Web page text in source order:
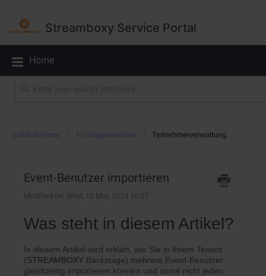
Streamboxy Service Portal
Home
Solution home Für Organisatoren Teilnehmerverwaltung
Event-Benutzer importieren
Modified on: Wed, 13 Mar, 2024 10:37
Was steht in diesem Artikel?
In diesem Artikel wird erklärt, wie Sie in Ihrem Tenant
(STREAMBOXY Backstage) mehrere Event-Benutzer
gleichzeitig importieren können und somit nicht jeden